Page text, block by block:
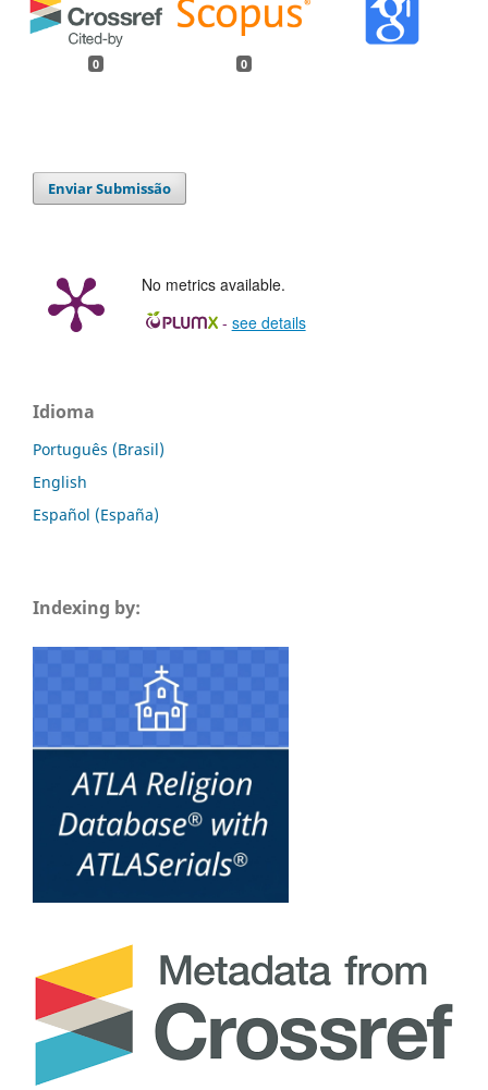
0 0
Enviar Submissão
No metrics available.
- see details
Idioma
Português (Brasil)
English
Español (España)
Indexing by: